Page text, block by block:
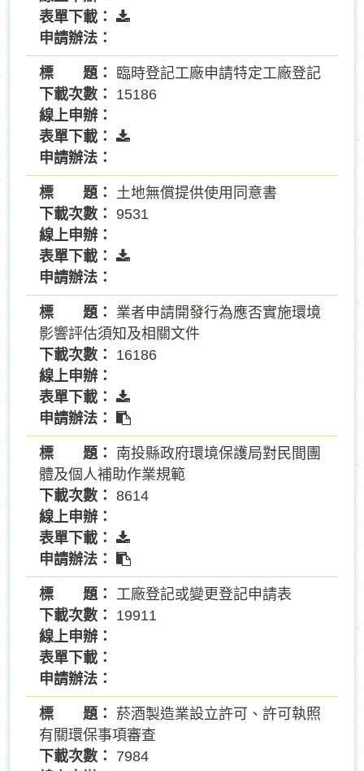
臨時登記工廠申請特定工廠登記
15186
土地無償提供使用同意書
9531
業者申請開發行為應否實施環境
影響評估須知及相關文件
16186
南投縣政府環境保護局對民間團
體及個人補助作業規範
8614
工廠登記或變更登記申請表
19911
菸酒製造業設立許可、許可執照
有關環保事項審查
7984